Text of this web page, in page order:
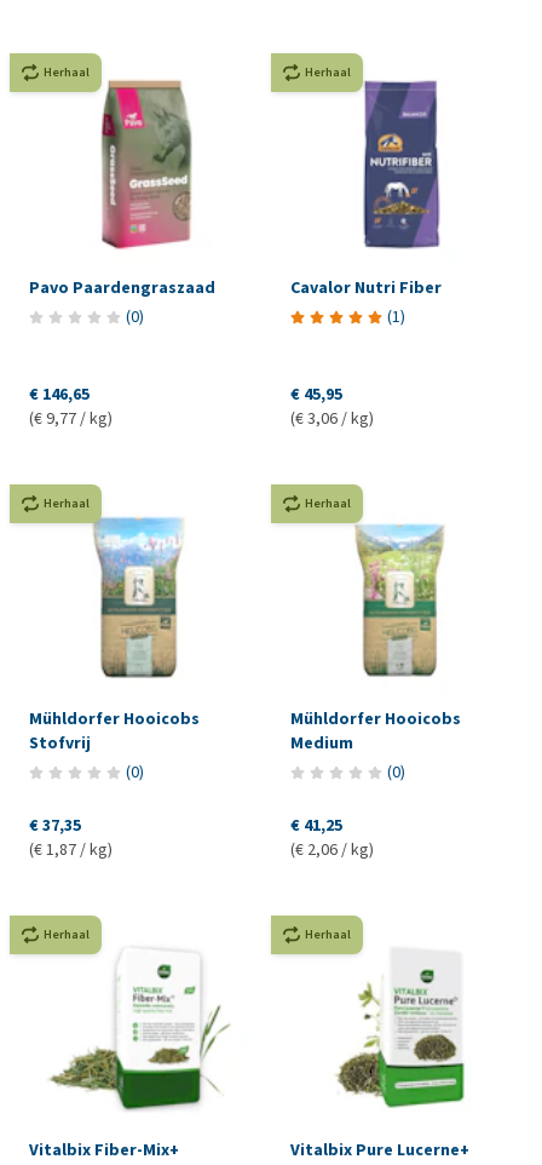
Herhaal
Pavo Paardengraszaad
(0)
€ 146,65
(€ 9,77 / kg)
Herhaal
Cavalor Nutri Fiber
(1)
€ 45,95
(€ 3,06 / kg)
Herhaal
Mühldorfer Hooicobs
Stofvrij
(0)
€ 37,35
(€ 1,87 / kg)
Herhaal
Mühldorfer Hooicobs
Medium
(0)
€ 41,25
(€ 2,06 / kg)
Herhaal
Vitalbix Fiber-Mix+
Herhaal
Vitalbix Pure Lucerne+